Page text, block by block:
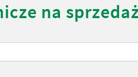
na sprzedaż